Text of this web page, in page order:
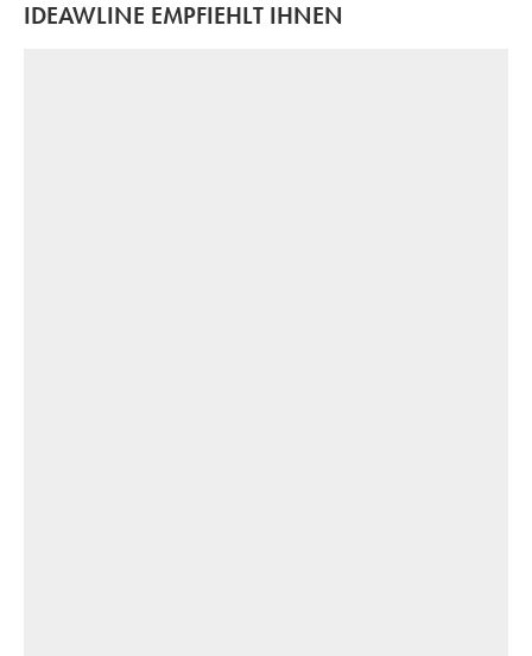
IDEAWLINE EMPFIEHLT IHNEN